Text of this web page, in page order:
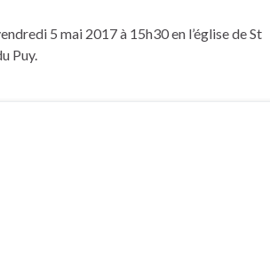
5 mai 2017 à 15h30 en l’église de St
Puy.